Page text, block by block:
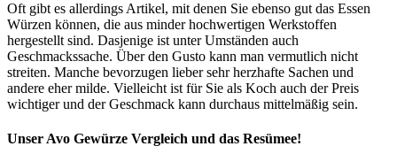
Oft gibt es allerdings Artikel, mit denen Sie ebenso gut das Essen
Würzen können, die aus minder hochwertigen Werkstoffen
hergestellt sind. Dasjenige ist unter Umständen auch
Geschmackssache. Über den Gusto kann man vermutlich nicht
streiten. Manche bevorzugen lieber sehr herzhafte Sachen und
andere eher milde. Vielleicht ist für Sie als Koch auch der Preis
wichtiger und der Geschmack kann durchaus mittelmäßig sein.
Unser Avo Gewürze Vergleich und das Resümee!